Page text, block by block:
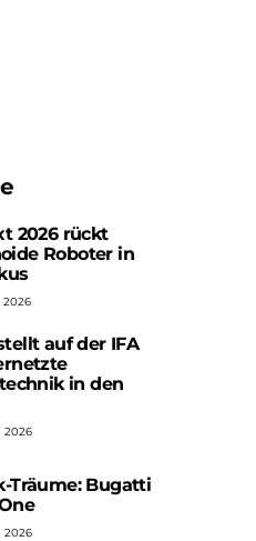
2026 rückt
Roboter in
2026
auf der IFA
in den
2026
Träume: Bugatti
2026